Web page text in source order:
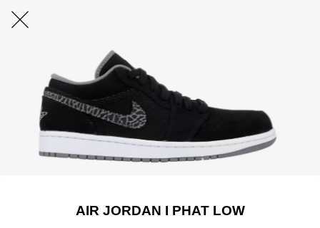
AIR JORDAN I PHAT LOW